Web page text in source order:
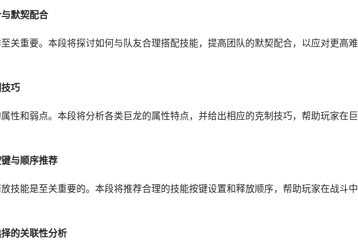
默契配合
关重要。本段将探讨如何与队友合理搭配技能，提高团队的默契配合，以应对更高
巧
性和弱点。本段将分析各类巨龙的属性特点，并给出相应的克制技巧，帮助玩家在
与顺序推荐
技能是至关重要的。本段将推荐合理的技能按键设置和释放顺序，帮助玩家在战斗
的关联性分析